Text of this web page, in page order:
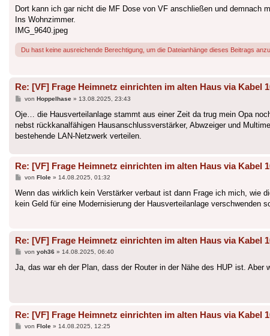
Dort kann ich gar nicht die MF Dose von VF anschließen und demnach
Ins Wohnzimmer.
IMG_9640.jpeg
Du hast keine ausreichende Berechtigung, um die Dateianhänge dieses Beitrags
Re: [VF] Frage Heimnetz einrichten im alten Haus via Kabel
Beitrag
von Hoppelhase» 13.08.2025, 23:43
Oje… die Hausverteilanlage stammt aus einer Zeit da trug mein Opa
nebst rückkanalfähigen Hausanschlussverstärker, Abwzeiger und
bestehende LAN-Netzwerk verteilen.
Re: [VF] Frage Heimnetz einrichten im alten Haus via Kabel
Beitrag
von Flole» 14.08.2025, 01:32
Wenn das wirklich kein Verstärker verbaut ist dann Frage ich mich, wie
kein Geld für eine Modernisierung der Hausverteilanlage verschwenden
Re: [VF] Frage Heimnetz einrichten im alten Haus via Kabel
Beitrag
von yoh36» 14.08.2025, 06:40
Ja, das war eh der Plan, dass der Router in der Nähe des HUP ist.
Re: [VF] Frage Heimnetz einrichten im alten Haus via Kabel
Beitrag
von Flole» 14.08.2025, 12:25